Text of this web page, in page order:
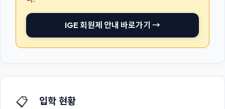
IGE 회원제 안내 바로가기 →
📋 입학 현황